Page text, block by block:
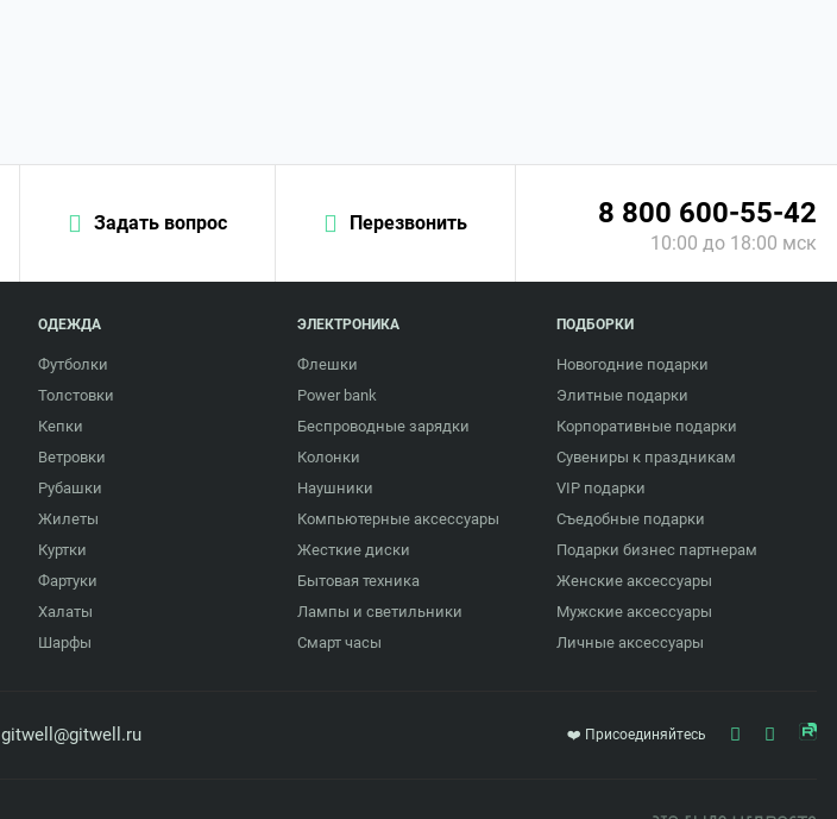
Задать вопрос Перезвонить 8 800 600-55-42
10:00 до 18:00 мск
ОДЕЖДА
Футболки
Толстовки
Кепки
Ветровки
Рубашки
Жилеты
Куртки
Фартуки
Халаты
Шарфы
ЭЛЕКТРОНИКА
Флешки
Power bank
Беспроводные зарядки
Колонки
Наушники
Компьютерные аксессуары
Жесткие диски
Бытовая техника
Лампы и светильники
Смарт часы
ПОДБОРКИ
Новогодние подарки
Элитные подарки
Корпоративные подарки
Сувениры к праздникам
VIP подарки
Съедобные подарки
Подарки бизнес партнерам
Женские аксессуары
Мужские аксессуары
Личные аксессуары
gitwell@gitwell.ru ❤️ Присоединяйтесь